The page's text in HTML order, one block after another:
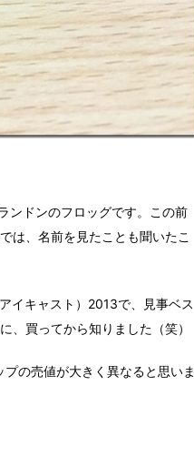
ンドンのフロッグです。この前
は、名前を見たことも聞いたこ
イキャスト）2013で、見事ベス
、買ってから知りました（笑）
の売値が大きく異なると思いま